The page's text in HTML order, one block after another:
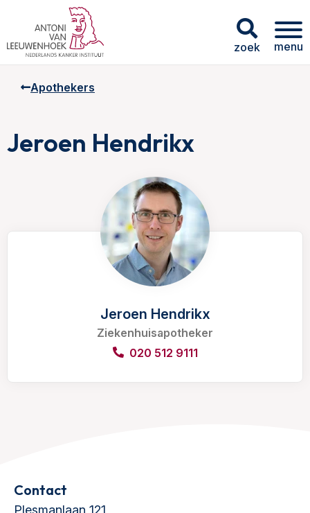
zoek menu
Apothekers
Jeroen Hendrikx
Jeroen Hendrikx
Ziekenhuisapotheker
020 512 9111
Contact
Plesmanlaan 121